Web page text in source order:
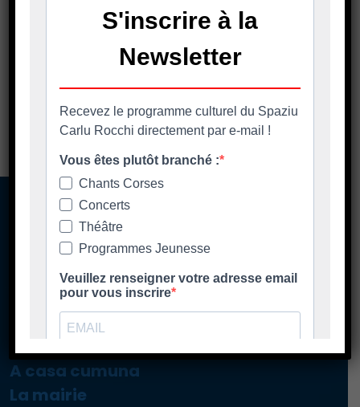
SEGUITATE CI NANTA È RETE
SUCIALE - SUIVEZ-NOUS SUR
LES RÉSEAUX SOCIAUX
A casa cumuna
La mairie